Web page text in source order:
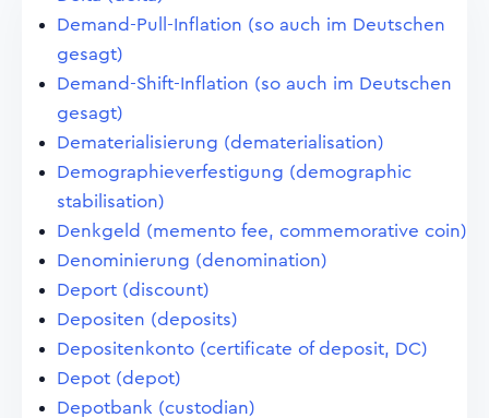
Demand-Pull-Inflation (so auch im Deutschen
gesagt)
Demand-Shift-Inflation (so auch im Deutschen
gesagt)
Dematerialisierung (dematerialisation)
Demographieverfestigung (demographic
stabilisation)
Denkgeld (memento fee, commemorative coin)
Denominierung (denomination)
Deport (discount)
Depositen (deposits)
Depositenkonto (certificate of deposit, DC)
Depot (depot)
Depotbank (custodian)